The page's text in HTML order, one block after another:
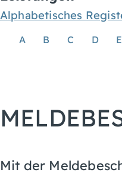
Alphabetisches
A B C D E
Mit der